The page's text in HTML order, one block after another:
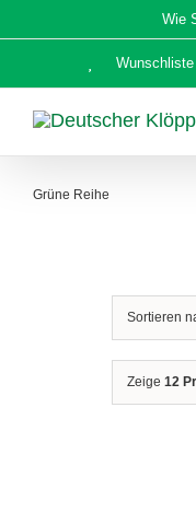
Inhalt
Wie
Wunschliste
Grüne Reihe
Sortieren
Zeige 12